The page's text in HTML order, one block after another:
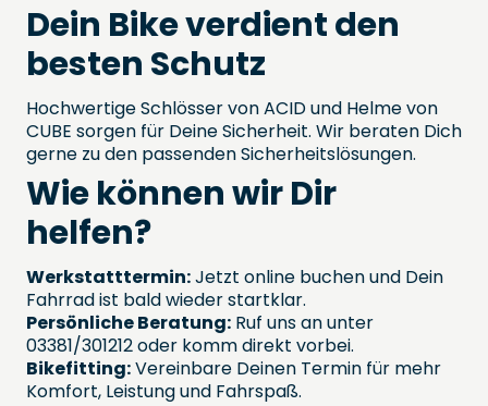
Dein Bike verdient den
besten Schutz
Hochwertige Schlösser von ACID und Helme von
CUBE sorgen für Deine Sicherheit. Wir beraten Dich
gerne zu den passenden Sicherheitslösungen.
Wie können wir Dir
helfen?
Werkstatttermin:Jetzt online buchen und Dein
Fahrrad ist bald wieder startklar.
Persönliche Beratung: Ruf uns an unter
03381/301212 oder komm direkt vorbei.
Bikefitting:Vereinbare Deinen Termin für mehr
Komfort, Leistung und Fahrspaß.